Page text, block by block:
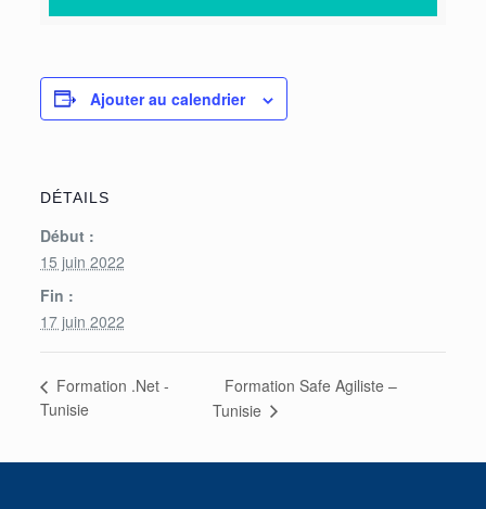
Ajouter au calendrier
DÉTAILS
Début :
15 juin 2022
Fin :
17 juin 2022
Formation .Net -
Tunisie
Formation Safe Agiliste –
Tunisie